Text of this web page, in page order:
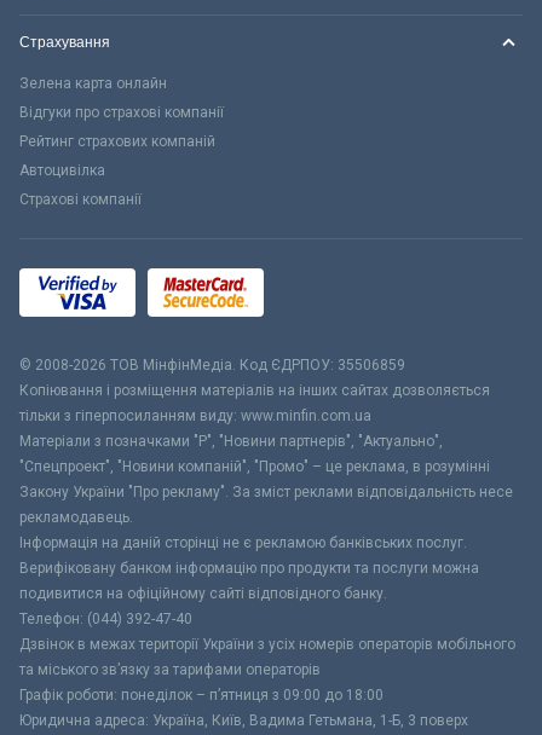
Страхування
Зелена карта онлайн
Відгуки про страхові компанії
Рейтинг страхових компаній
Автоцивілка
Страхові компанії
© 2008-2026 ТОВ МiнфiнМедiа. Код ЄДРПОУ: 35506859
Копіювання і розміщення матеріалів на інших сайтах дозволяється
тільки з гіперпосиланням виду: www.minfin.com.ua
Матеріали з позначками "Р", "Новини партнерів", "Актуально",
"Спецпроект", "Новини компаній", "Промо" – це реклама, в розумінні
Закону України "Про рекламу". За зміст реклами відповідальність несе
рекламодавець.
Інформація на даній сторінці не є рекламою банківських послуг.
Верифіковану банком інформацію про продукти та послуги можна
подивитися на офіційному сайті відповідного банку.
Телефон: (044) 392-47-40
Дзвінок в межах території України з усіх номерів операторів мобільного
та міського зв’язку за тарифами операторів
Графік роботи: понеділок – п’ятниця з 09:00 до 18:00
Юридична адреса: Україна, Київ, Вадима Гетьмана, 1-Б, 3 поверх